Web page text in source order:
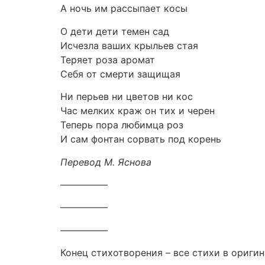
А ночь им рассыпает косы
О дети дети темен сад
Исчезла ваших крыльев стая
Теряет роза аромат
Себя от смерти защищая
Ни перьев ни цветов ни кос
Час мелких краж он тих и черен
Теперь пора любимца роз
И сам фонтан сорвать под корень
Перевод М. Яснова
—————
—————
—————
Конец стихотворения – все стихи в